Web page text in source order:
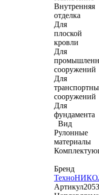
Внутренняя
отделка
Для
плоской
кровли
Для
сооружений
Для
сооружений
Для
фундамента
Вид
Рулонные
материалы
Бренд
Артикул